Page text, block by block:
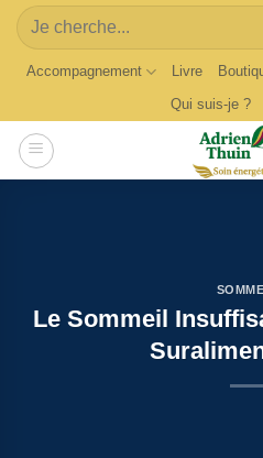
Skip
content
Search
for:
Accompagnement Livre
Qui suis-je ?
Le Sommeil